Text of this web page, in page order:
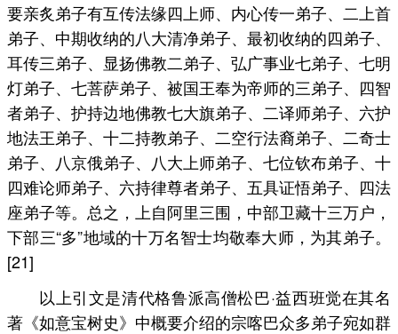
要亲炙弟子有互传法缘四上师、内心传一弟子、二上首
弟子、中期收纳的八大清净弟子、最初收纳的四弟子、
耳传三弟子、显扬佛教二弟子、弘广事业七弟子、七明
灯弟子、七菩萨弟子、被国王奉为帝师的三弟子、四智
者弟子、护持边地佛教七大旗弟子、二译师弟子、六护
地法王弟子、十二持教弟子、二空行法裔弟子、二奇士
弟子、八京俄弟子、八大上师弟子、七位钦布弟子、十
四难论师弟子、六持律尊者弟子、五具证悟弟子、四法
座弟子等。总之，上自阿里三围，中部卫藏十三万户，
下部三“多”地域的十万名智士均敬奉大师，为其弟子。
[21]
以上引文是清代格鲁派高僧松巴·益西班觉在其名
著《如意宝树史》中概要介绍的宗喀巴众多弟子宛如群